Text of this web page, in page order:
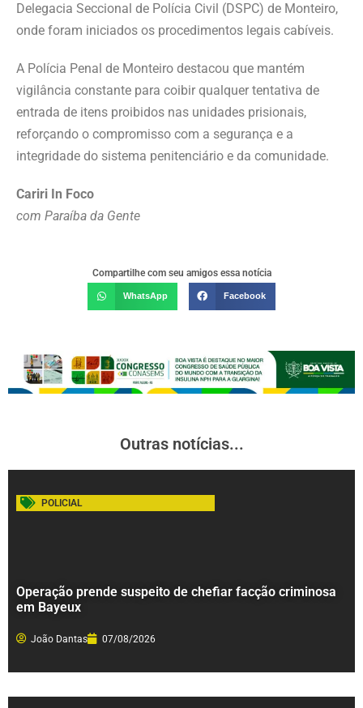
Delegacia Seccional de Polícia Civil (DSPC) de Monteiro,
onde foram iniciados os procedimentos legais cabíveis.
A Polícia Penal de Monteiro destacou que mantém
vigilância constante para coibir qualquer tentativa de
entrada de itens proibidos nas unidades prisionais,
reforçando o compromisso com a segurança e a
integridade do sistema penitenciário e da comunidade.
Cariri In Foco
com Paraíba da Gente
Compartilhe com seu amigos essa notícia
WhatsApp Facebook
Outras notícias...
POLICIAL
Operação prende suspeito de chefiar facção criminosa
em Bayeux
João Dantas 07/08/2026